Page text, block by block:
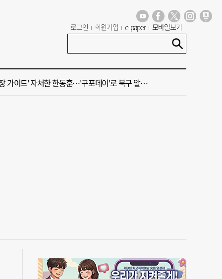
로그인 회원가입 e-paper 모바일보기
는데, 또"…퇴임 앞두고 가짜 청첩장 뿌린 초등 교장 송치
가이드' 자처한 한동훈…'구포데이'로 북구 알리기 총력
오늘의 운세] 8월 7일(음 6월 25일)